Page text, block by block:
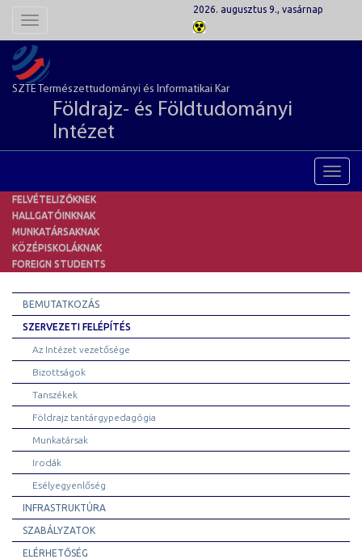
Toggle
2026. augusztus 9., vasárnap
SZTE Természettudományi és Informatikai Kar
Földrajz- és Földtudományi
Intézet
FELVÉTELIZŐKNEK
HALLGATÓINKNAK
MUNKATÁRSAKNAK
KÖZÉPISKOLÁKNAK
FOREIGN STUDENTS
BEMUTATKOZÁS
SZERVEZETI FELÉPÍTÉS
Az Intézet vezetősége
Bizottságok
Tanszékek
Földrajz tantárgypedagógia
Munkatársak
Irodák
Esélyegyenlőség
INFRASTRUKTÚRA
SZABÁLYZATOK
ELÉRHETŐSÉG